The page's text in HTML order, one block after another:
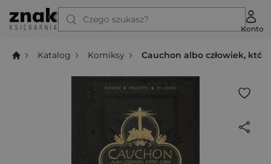
Czego szukasz?
Konto
Katalog Komiksy Cauchon albo człowiek,